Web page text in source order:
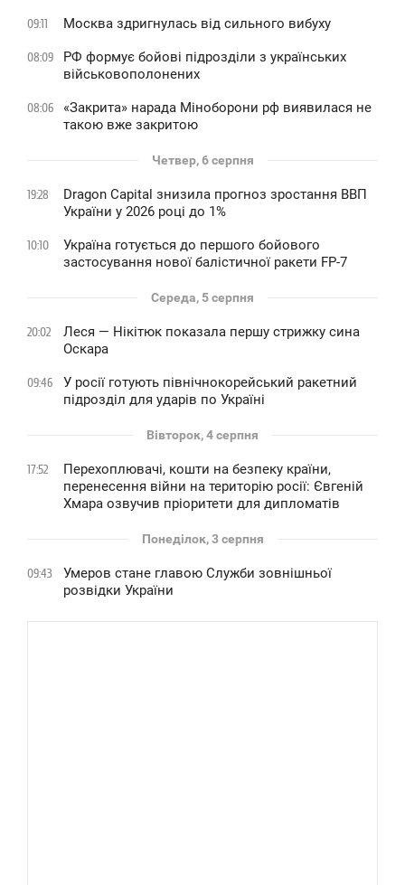
09:11 Москва здригнулась від сильного вибуху
08:09
РФ формує бойові підрозділи з українських
військовополонених
08:06
«Закрита» нарада Міноборони рф виявилася не
такою вже закритою
Четвер, 6 серпня
19:28
Dragon Capital знизила прогноз зростання ВВП
України у 2026 році до 1%
10:10
Україна готується до першого бойового
застосування нової балістичної ракети FP-7
Середа, 5 серпня
20:02
Леся — Нікітюк показала першу стрижку сина
Оскара
09:46
У росії готують північнокорейський ракетний
підрозділ для ударів по Україні
Вівторок, 4 серпня
17:52
Перехоплювачі, кошти на безпеку країни,
перенесення війни на територію росії: Євгеній
Хмара озвучив пріоритети для дипломатів
Понеділок, 3 серпня
09:43
Умеров стане главою Служби зовнішньої
розвідки України